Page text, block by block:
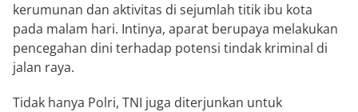
kerumunan dan aktivitas di sejumlah titik ibu kota
pada malam hari. Intinya, aparat berupaya melakukan
pencegahan dini terhadap potensi tindak kriminal di
jalan raya.
Tidak hanya Polri, TNI juga diterjunkan untuk